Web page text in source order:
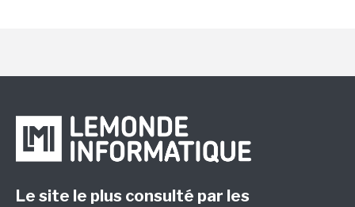
Le site le plus consulté par les